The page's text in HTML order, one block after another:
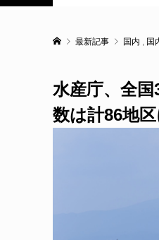
最新記事 国内 , 国
水産庁、全
数は計86地